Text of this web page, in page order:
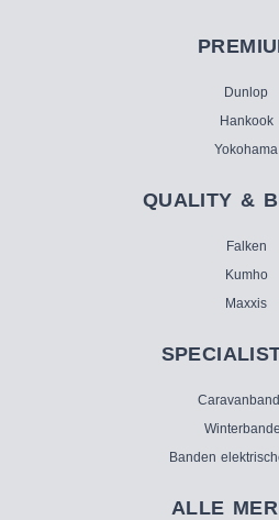
Dunlop
Hankook
Yokohama
QUALITY &
Falken
Kumho
Maxxis
Banden
ALLE